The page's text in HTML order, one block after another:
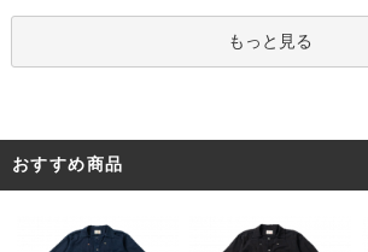
もっと見る
おすすめ商品